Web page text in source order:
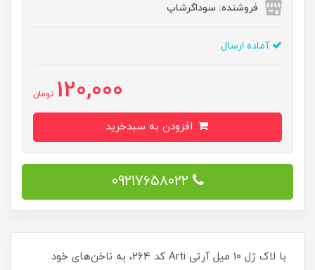
فروشنده: سوداگرشاپ
آماده ارسال
120,000 تومان
09217658022
با لاک ژل 10 میل آرتی Arti کد 264، به ناخن‌های خود